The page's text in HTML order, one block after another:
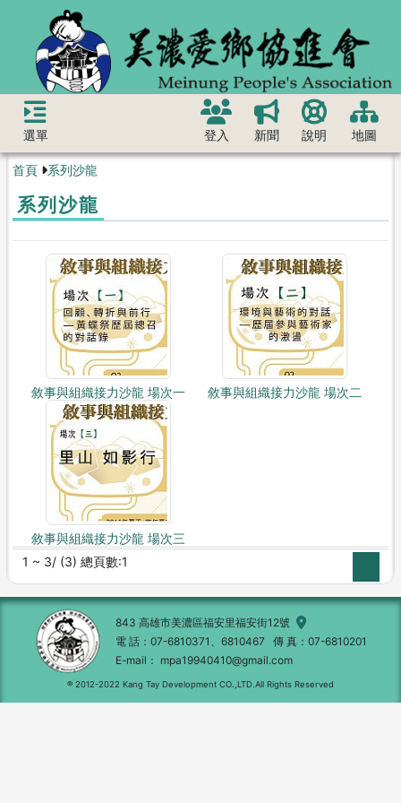
選單 登入 新聞 說明 地圖
首頁 系列沙龍
系列沙龍
敘事與組織接力沙龍 場次一 敘事與組織接力沙龍 場次二
敘事與組織接力沙龍 場次三
1 ~ 3/ (3) 總頁數:1
843 高雄市美濃區福安里福安街12號
電 話
07-6810371、6810467 傳 真
07-6810201
E-mail
mpa19940410@gmail.com
® 2012-2022 Kang Tay Development CO.,LTD.All Rights Reserved